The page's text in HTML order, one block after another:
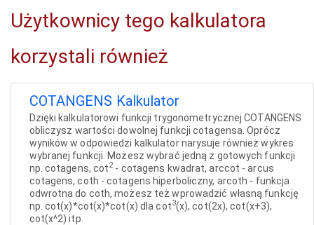
Użytkownicy tego kalkulatora
korzystali również
COTANGENS Kalkulator
Dzięki kalkulatorowi funkcji trygonometrycznej COTANGENS
obliczysz wartości dowolnej funkcji cotagensa. Oprócz
wyników w odpowiedzi kalkulator narysuje również wykres
wybranej funkcji. Możesz wybrać jedną z gotowych funkcji
np. cotagens, cot2- cotagens kwadrat, arccot - arcus
cotagens, coth - cotagens hiperboliczny, arcoth - funkcja
odwrotna do coth, możesz też wprowadzić własną funkcję
np. cot(x)*cot(x)*cot(x) dla cot3(x), cot(2x), cot(x+3),
cot(x^2) itp.